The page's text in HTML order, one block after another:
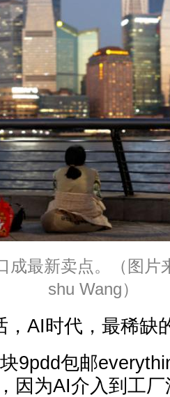
成最新卖点。（图片
shu Wang）
AI时代，最稀缺
包邮
因为AI介入到工